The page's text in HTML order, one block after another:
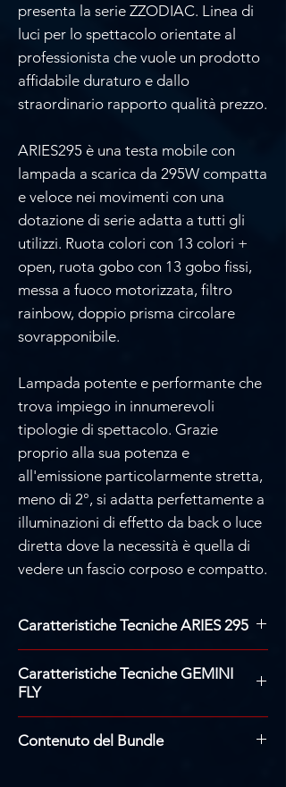
presenta la serie ZZODIAC. Linea di
luci per lo spettacolo orientate al
professionista che vuole un prodotto
affidabile duraturo e dallo
straordinario rapporto qualità prezzo.
ARIES295 è una testa mobile con
lampada a scarica da 295W compatta
e veloce nei movimenti con una
dotazione di serie adatta a tutti gli
utilizzi. Ruota colori con 13 colori +
open, ruota gobo con 13 gobo fissi,
messa a fuoco motorizzata, filtro
rainbow, doppio prisma circolare
sovrapponibile.
Lampada potente e performante che
trova impiego in innumerevoli
tipologie di spettacolo. Grazie
proprio alla sua potenza e
all'emissione particolarmente stretta,
meno di 2°, si adatta perfettamente a
illuminazioni di effetto da back o luce
diretta dove la necessità è quella di
vedere un fascio corposo e compatto.
Caratteristiche Tecniche ARIES 295
Temperatura del bianco: 7500°K
Lente in vetro rivestito antiriflesso
Apertura: 128 mm
Angolo del fascio: 0-2 gradi
Caratteristiche Tecniche GEMINI
FLY
Altezza: 610mm (con ruote: 730mm)
Contenuto del Bundle